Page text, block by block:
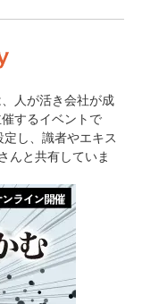
人が活き会社が成
するイベントで
し、識者やエキス
んと共有していま